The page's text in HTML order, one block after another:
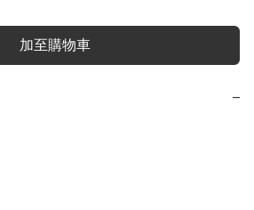
加至購物車
−